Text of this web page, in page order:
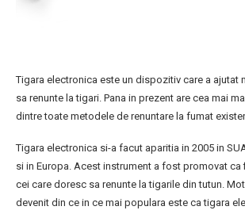
Tigara electronica este un dispozitiv care a ajutat
sa renunte la tigari. Pana in prezent are cea mai
dintre toate metodele de renuntare la fumat
Tigara electronica si-a facut aparitia in 2005 in
si in Europa. Acest instrument a fost promovat ca
cei care doresc sa renunte la tigarile din tutun.
devenit din ce in ce mai populara este ca tigara